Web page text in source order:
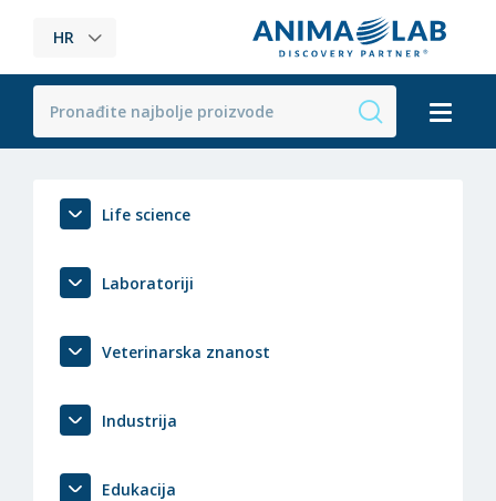
HR
Life science
Laboratoriji
Veterinarska znanost
Industrija
Edukacija